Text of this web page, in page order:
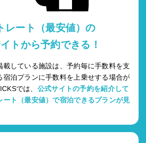
レート（最安値）の
トから予約できる！
載している施設は、予約毎に手数料を支
宿泊プランに手数料を上乗せする場合が
では、 公式サイトの予約を紹介して
ート（最安値）で宿泊できるプランが見